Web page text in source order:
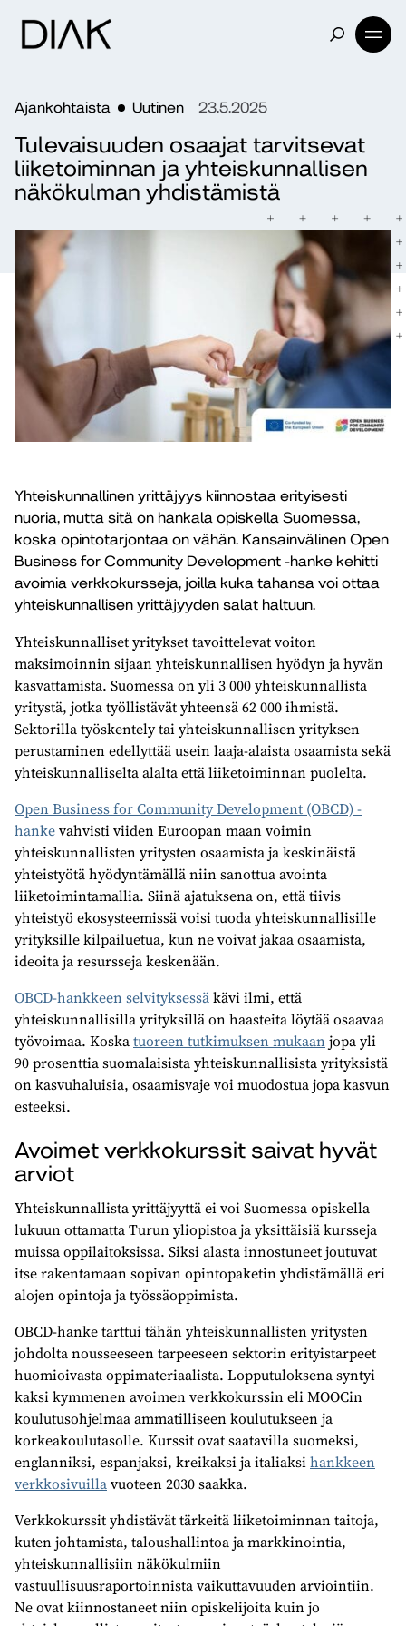
Ajankohtaista Uutinen 23.5.2025
Tulevaisuuden osaajat tarvitsevat
liiketoiminnan ja yhteiskunnallisen
näkökulman yhdistämistä
Yhteiskunnallinen yrittäjyys kiinnostaa erityisesti
nuoria, mutta sitä on hankala opiskella Suomessa,
koska opintotarjontaa on vähän. Kansainvälinen Open
Business for Community Development -hanke kehitti
avoimia verkkokursseja, joilla kuka tahansa voi ottaa
yhteiskunnallisen yrittäjyyden salat haltuun.
Yhteiskunnalliset yritykset tavoittelevat voiton
maksimoinnin sijaan yhteiskunnallisen hyödyn ja hyvän
kasvattamista. Suomessa on yli 3 000 yhteiskunnallista
yritystä, jotka työllistävät yhteensä 62 000 ihmistä.
Sektorilla työskentely tai yhteiskunnallisen yrityksen
perustaminen edellyttää usein laaja-alaista osaamista sekä
yhteiskunnalliselta alalta että liiketoiminnan puolelta.
Open Business for Community Development (OBCD) -
hankevahvisti viiden Euroopan maan voimin
yhteiskunnallisten yritysten osaamista ja keskinäistä
yhteistyötä hyödyntämällä niin sanottua avointa
liiketoimintamallia. Siinä ajatuksena on, että tiivis
yhteistyö ekosysteemissä voisi tuoda yhteiskunnallisille
yrityksille kilpailuetua, kun ne voivat jakaa osaamista,
ideoita ja resursseja keskenään.
OBCD-hankkeen selvityksessäkävi ilmi, että
yhteiskunnallisilla yrityksillä on haasteita löytää osaavaa
työvoimaa. Koskatuoreen tutkimuksen mukaanjopa yli
90 prosenttia suomalaisista yhteiskunnallisista yrityksistä
on kasvuhaluisia, osaamisvaje voi muodostua jopa kasvun
esteeksi.
Avoimet verkkokurssit saivat hyvät
arviot
Yhteiskunnallista yrittäjyyttä ei voi Suomessa opiskella
lukuun ottamatta Turun yliopistoa ja yksittäisiä kursseja
muissa oppilaitoksissa. Siksi alasta innostuneet joutuvat
itse rakentamaan sopivan opintopaketin yhdistämällä eri
alojen opintoja ja työssäoppimista.
OBCD-hanke tarttui tähän yhteiskunnallisten yritysten
johdolta nousseeseen tarpeeseen sektorin erityistarpeet
huomioivasta oppimateriaalista. Lopputuloksena syntyi
kaksi kymmenen avoimen verkkokurssin eli MOOCin
koulutusohjelmaa ammatilliseen koulutukseen ja
korkeakoulutasolle. Kurssit ovat saatavilla suomeksi,
englanniksi, espanjaksi, kreikaksi ja italiaksihankkeen
verkkosivuillavuoteen 2030 saakka.
Verkkokurssit yhdistävät tärkeitä liiketoiminnan taitoja,
kuten johtamista, taloushallintoa ja markkinointia,
yhteiskunnallisiin näkökulmiin
vastuullisuusraportoinnista vaikuttavuuden arviointiin.
Ne ovat kiinnostaneet niin opiskelijoita kuin jo